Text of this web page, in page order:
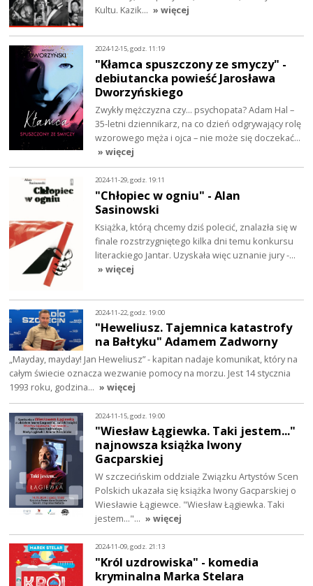
Kultu. Kazik… » więcej
2024-12-15, godz. 11:19
"Kłamca spuszczony ze smyczy" -
debiutancka powieść Jarosława
Dworzyńskiego
Zwykły mężczyzna czy… psychopata? Adam Hal –
35-letni dziennikarz, na co dzień odgrywający rolę
wzorowego męża i ojca – nie może się doczekać…
» więcej
2024-11-29, godz. 19:11
"Chłopiec w ogniu" - Alan
Sasinowski
Książka, którą chcemy dziś polecić, znalazła się w
finale rozstrzygniętego kilka dni temu konkursu
literackiego Jantar. Uzyskała więc uznanie jury -…
» więcej
2024-11-22, godz. 19:00
"Heweliusz. Tajemnica katastrofy
na Bałtyku" Adamem Zadworny
„Mayday, mayday! Jan Heweliusz” - kapitan nadaje komunikat, który na
całym świecie oznacza wezwanie pomocy na morzu. Jest 14 stycznia
1993 roku, godzina… » więcej
2024-11-15, godz. 19:00
"Wiesław Łągiewka. Taki jestem..."
najnowsza książka Iwony
Gacparskiej
W szczecińskim oddziale Związku Artystów Scen
Polskich ukazała się książka Iwony Gacparskiej o
Wiesławie Łągiewce. "Wiesław Łągiewka. Taki
jestem..."… » więcej
2024-11-09, godz. 21:13
"Król uzdrowiska" - komedia
kryminalna Marka Stelara